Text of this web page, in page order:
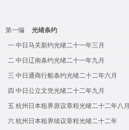
第一编 光绪条约
一 中日马关新约光绪二十一年三月
二 中日辽南条约光绪二十一年九月
三 中日通商行船条约光绪二十二年六月
四 中日公立文凭光绪二十二年九月
五 杭州日本租界原议章程光绪二十二年八月
六 杭州日本租界续议章程光绪二十二年